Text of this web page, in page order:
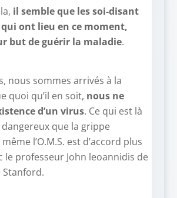
il semble que les soi-disant
ont lieu en ce moment,
but de guérir la maladie.
nous sommes arrivés à la
quoi qu’il en soit, nous ne
d’un virus. Ce qui est là
dangereux que la grippe
l’O.M.S. est d’accord plus
le professeur John leoannidis de
Stanford.